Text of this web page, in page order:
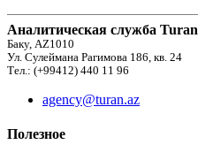
Аналитическая служба Turan
Баку, AZ1010
Ул. Сулеймана Рагимова 186, кв. 24
Тел.: (+99412) 440 11 96
agency@turan.az
Полезное